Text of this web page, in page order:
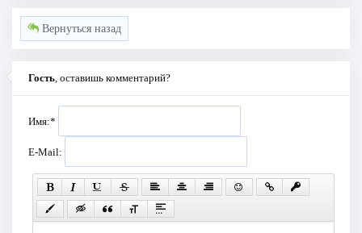
Вернуться назад
Гость , оставишь комментарий?
Имя:*
E-Mail: